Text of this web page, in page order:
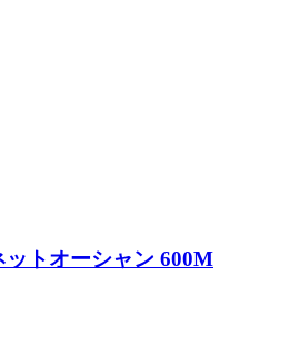
トオーシャン 600M